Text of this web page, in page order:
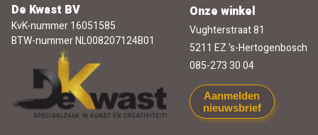
De Kwast BV
KvK-nummer 16051585
BTW-nummer NL008207124B01
Onze winkel
Vughterstraat 81
5211 EZ 's-Hertogenbosch
085-273 30 04
Aanmelden
nieuwsbrief